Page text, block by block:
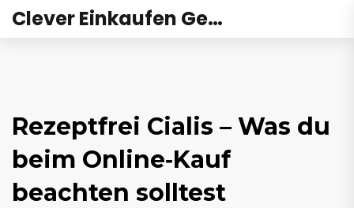
Clever Einkaufen Gesundheit
Rezeptfrei Cialis – Was du
beim Online‑Kauf
beachten solltest